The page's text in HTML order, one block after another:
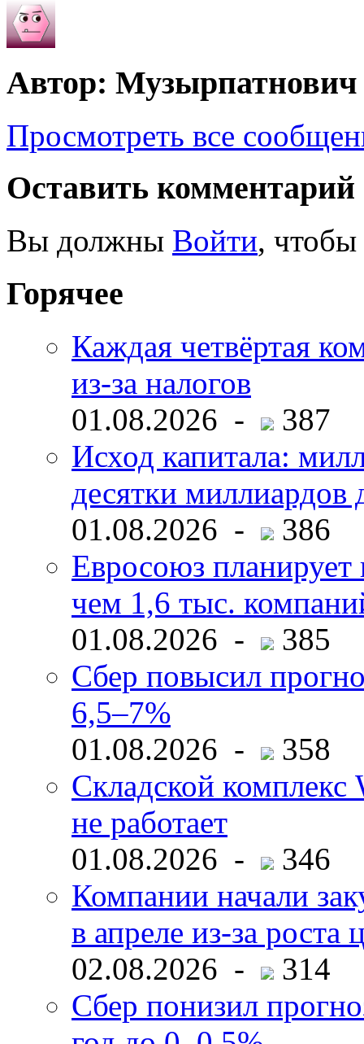
Автор: Музырпатнович
Просмотреть все
Оставить комментарий
Вы должны Войти, чтобы
Горячее
Каждая четвёртая
из-за налогов
01.08.2026 -
387
Исход капитала:
десятки миллиардов
01.08.2026 -
386
Евросоюз планирует
чем 1,6 тыс.
01.08.2026 -
385
Сбер повысил
6,5–7%
01.08.2026 -
358
Складской комплекс
не работает
01.08.2026 -
346
Компании начали
в апреле из-за роста
02.08.2026 -
314
Сбер понизил